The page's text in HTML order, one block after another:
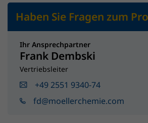
Haben Sie Fragen zum
Ihr Ansprechpartner
Frank Dembski
Vertriebsleiter
+49 2551 9340-74
fd@moellerchemie.com